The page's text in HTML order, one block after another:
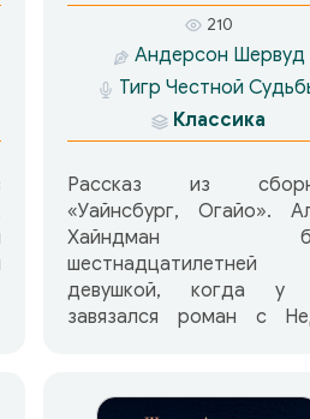
210
Андерсон Шервуд
Тигр Честной
Классика
Рассказ из
«Уайнсбург, Огайо».
Хайндман
шестнадцатилетней
девушкой, когда у
завязался роман с
Нед уехал делать